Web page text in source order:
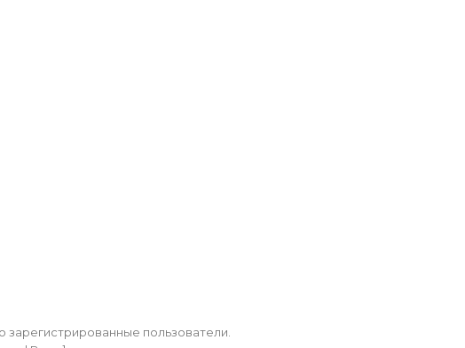
зарегистрированные пользователи.